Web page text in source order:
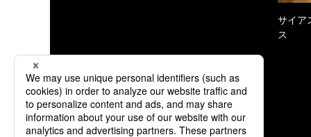
サイア
ス